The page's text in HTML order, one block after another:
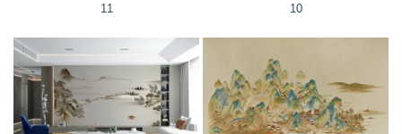
10
11